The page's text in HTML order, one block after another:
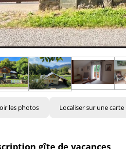
les photos Localiser sur une carte
gîte de vacances